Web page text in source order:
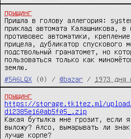
прыщинг
Пришла в голову аллегория:
приклад автомата Калашникова, в
противовес автоматики,
прицела, дубликатор спускового
подствольный гранатомет, но
пользоваться только как
землю.
#5A6LQX
(0) / @bazar / 1973 дня
прыщинг
https://storage.tk1tez.ml/upload/
d12385e160ab5f05_.zip
Какая бутылка мне грозит, если
выложу? Алсо, вымарывать ли
лучше корпе?